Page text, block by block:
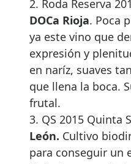
2. Roda Reserva
DOCa Rioja. Poca
ya este vino que
expresión y
en naríz, suaves
que llena la boca.
frutal.
3. QS 2015 Quinta
León. Cultivo
para conseguir un